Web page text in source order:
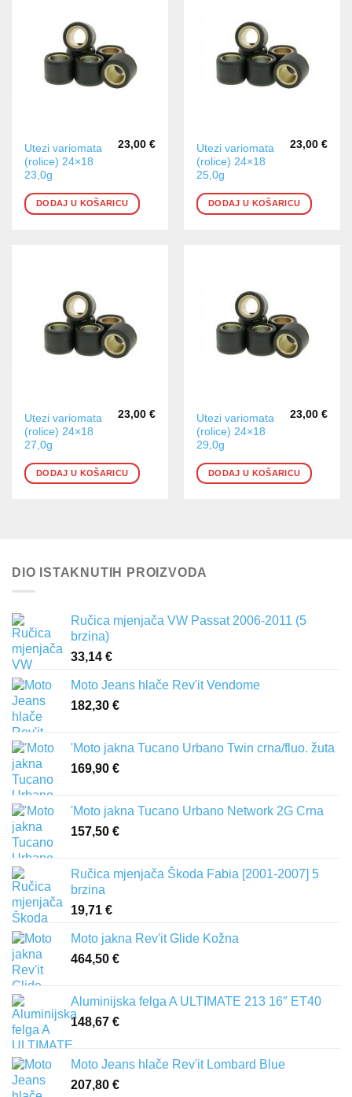
Utezi variomata
(rolice) 24×18
23,0g
23,00 €
DODAJ U KOŠARICU
Utezi variomata
(rolice) 24×18
25,0g
23,00 €
DODAJ U KOŠARICU
Utezi variomata
(rolice) 24×18
27,0g
23,00 €
DODAJ U KOŠARICU
Utezi variomata
(rolice) 24×18
29,0g
23,00 €
DODAJ U KOŠARICU
DIO ISTAKNUTIH PROIZVODA
Ručica mjenjača VW Passat 2006-2011 (5
brzina)
33,14 €
Moto Jeans hlače Rev'it Vendome
182,30 €
'Moto jakna Tucano Urbano Twin crna/fluo. žuta
169,90 €
'Moto jakna Tucano Urbano Network 2G Crna
157,50 €
Ručica mjenjača Škoda Fabia [2001-2007] 5
brzina
19,71 €
Moto jakna Rev'it Glide Kožna
464,50 €
Aluminijska felga A ULTIMATE 213 16″ ET40
148,67 €
Moto Jeans hlače Rev'it Lombard Blue
207,80 €